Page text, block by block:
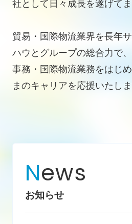
社として日々成長を遂げてま
貿易・国際物流業界を長年
ハウとグループの総合力で
事務・国際物流業務をはじ
まのキャリアを応援いたしま
News
お知らせ